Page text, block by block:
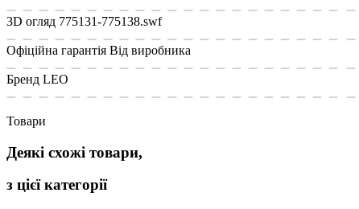
3D огляд 775131-775138.swf
Офіційна гарантія Від виробника
Бренд LEO
Товари
Деякі схожі товари,
з цієї категорії